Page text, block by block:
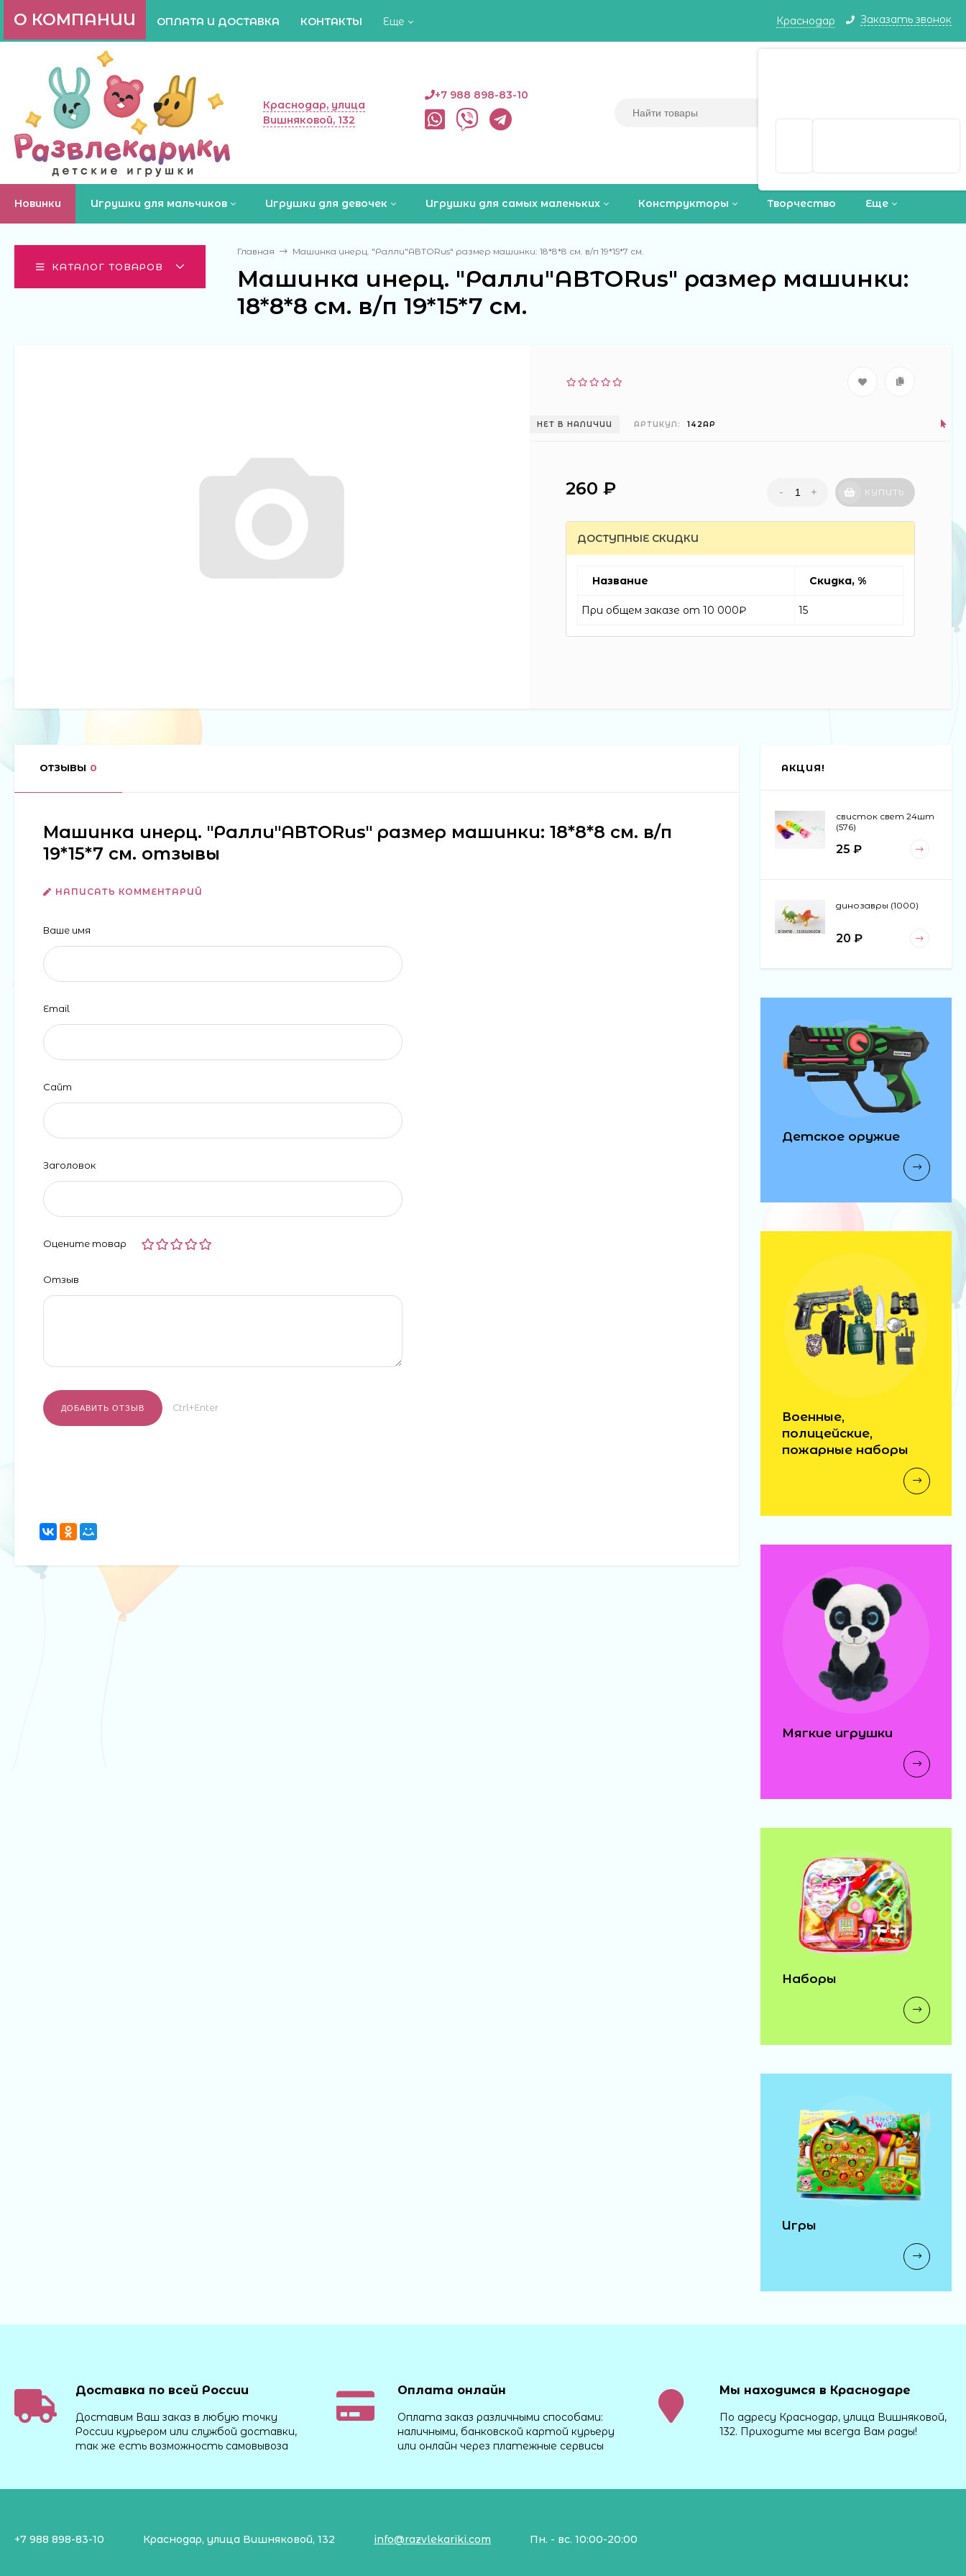
Краснодар Заказать звонок
О КОМПАНИИ ОПЛАТА И ДОСТАВКА КОНТАКТЫ Еще
Краснодар, улица
Вишняковой, 132
+7 988 898-83-10
Новинки Игрушки для мальчиков Игрушки для девочек Игрушки для самых маленьких Конструкторы Творчество Еще
КАТАЛОГ ТОВАРОВ
Главная Машинка инерц. "Ралли"АВТОRus" размер машинки: 18*8*8 см. в/п 19*15*7 см.
Машинка инерц. "Ралли"АВТОRus" размер машинки:
18*8*8 см. в/п 19*15*7 см.
НЕТ В НАЛИЧИИ АРТИКУЛ: 142АР
260 ₽ - + КУПИТЬ
ДОСТУПНЫЕ СКИДКИ
Название Скидка, %
При общем заказе от 10 000₽ 15
ОТЗЫВЫ 0
Машинка инерц. "Ралли"АВТОRus" размер машинки: 18*8*8 см. в/п
19*15*7 см. отзывы
НАПИСАТЬ КОММЕНТАРИЙ
Ваше имя
Email
Сайт
Заголовок
Оцените товар
Отзыв
Ctrl+Enter
АКЦИЯ!
свисток свет 24шт
(576)
25 ₽
динозавры (1000)
20 ₽
Детское оружие
Военные,
полицейские,
пожарные наборы
Мягкие игрушки
Наборы
Игры
Доставка по всей России
Доставим Ваш заказ в любую точку
России курьером или службой доставки,
так же есть возможность самовывоза
Оплата онлайн
Оплата заказ различными способами:
наличными, банковской картой курьеру
или онлайн через платежные сервисы
Мы находимся в Краснодаре
По адресу Краснодар, улица Вишняковой,
132. Приходите мы всегда Вам рады!
+7 988 898-83-10 Краснодар, улица Вишняковой, 132 info@razvlekariki.com Пн. - вс. 10:00-20:00